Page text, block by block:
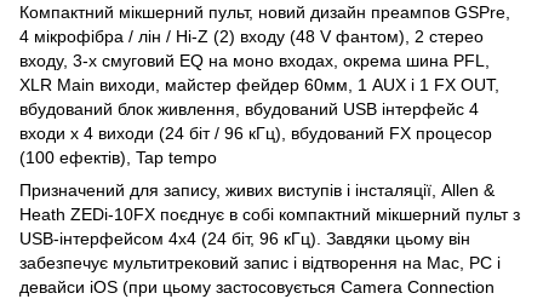
Компактний мікшерний пульт, новий дизайн преампов GSPre,
4 мікрофібра / лін / Hi-Z (2) входу (48 V фантом), 2 стерео
входу, 3-х смуговий EQ на моно входах, окрема шина PFL,
XLR Main виходи, майстер фейдер 60мм, 1 AUX і 1 FX OUT,
вбудований блок живлення, вбудований USB інтерфейс 4
входи х 4 виходи (24 біт / 96 кГц), вбудований FX процесор
(100 ефектів), Tap tempo
Призначений для запису, живих виступів і інсталяції, Allen &
Heath ZEDi-10FX поєднує в собі компактний мікшерний пульт з
USB-інтерфейсом 4х4 (24 біт, 96 кГц). Завдяки цьому він
забезпечує мультитрековий запис і відтворення на Mac, PC і
девайси iOS (при цьому застосовується Camera Connection